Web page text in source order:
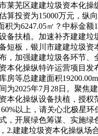
莱芜区建建垃圾资本化操
算投资为15000万元，纵
积为6247.05㎡？中标金额
备扶植。加速补齐建建垃
短板，银川市建建垃圾资
，加强建建垃圾各环节、
本化操纵特许运营项目发
房等总建建面积
为2025年7月28日。聚焦
本化操纵设备扶植，授权
以上，请关心北极星环
，开展绿色筹谋、实施绿
2.建建垃圾资本化操纵场